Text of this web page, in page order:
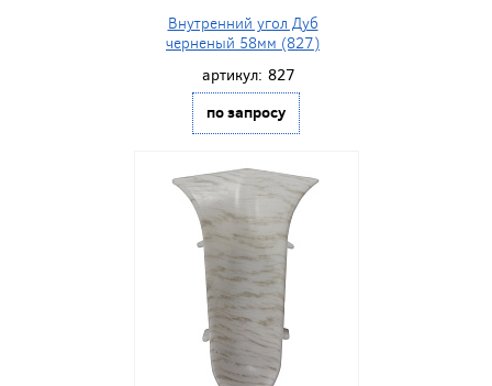
Внутренний угол Дуб
черненый 58мм (827)
артикул: 827
по запросу